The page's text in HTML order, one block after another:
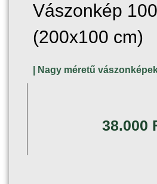
Vászonkép
(200x100 cm)
Nagy méretű
38.000